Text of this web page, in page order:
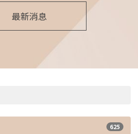
最新消息
625